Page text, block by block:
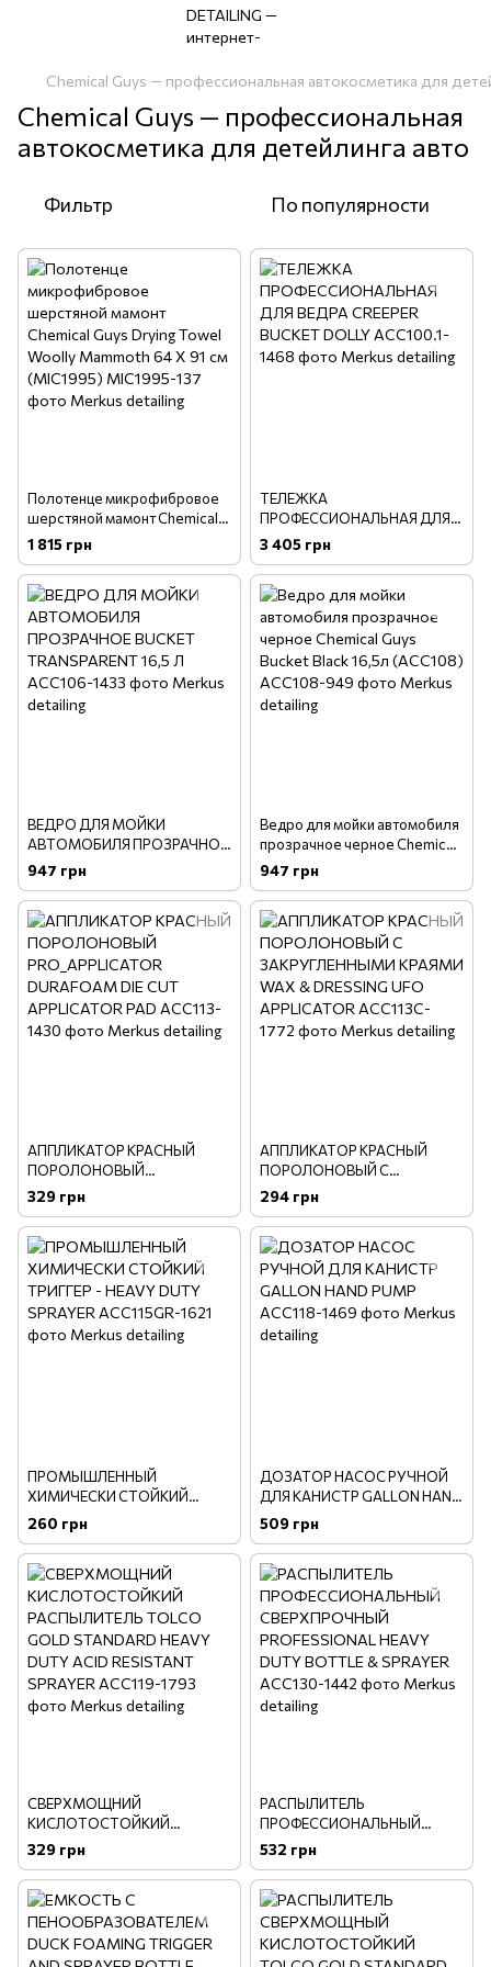
Chemical Guys — профессиональная автокосметика для
Chemical Guys — профессиональная
автокосметика для детейлинга авто
Фильтр По популярности
Полотенце микрофибровое
шерстяной мамонт Chemical
Guys Drying Towel Woolly
Mammoth 64 X 91 см
(MIC1995)
1 815 грн
ТЕЛЕЖКА
ПРОФЕССИОНАЛЬНАЯ ДЛЯ
ВЕДРА CREEPER BUCKET
3 405 грн
ВЕДРО ДЛЯ МОЙКИ
АВТОМОБИЛЯ ПРОЗРАЧНОЕ
BUCKET TRANSPARENT 16,5 Л
947 грн
Ведро для мойки автомобиля
прозрачное черное Chemical
Guys Bucket Black 16,5л
(ACC108)
947 грн
АППЛИКАТОР КРАСНЫЙ
ПОРОЛОНОВЫЙ
PRO_APPLICATOR
DURAFOAM DIE CUT
APPLICATOR PAD
329 грн
АППЛИКАТОР КРАСНЫЙ
ПОРОЛОНОВЫЙ C
ЗАКРУГЛЕННЫМИ КРАЯМИ
WAX & DRESSING UFO
APPLICATOR
294 грн
ПРОМЫШЛЕННЫЙ
ХИМИЧЕСКИ СТОЙКИЙ
ТРИГГЕР - HEAVY DUTY
SPRAYER
260 грн
ДОЗАТОР НАСОС РУЧНОЙ
ДЛЯ КАНИСТР GALLON HAND
PUMP
509 грн
СВЕРХМОЩНИЙ
КИСЛОТОСТОЙКИЙ
РАСПЫЛИТЕЛЬ TOLCO GOLD
STANDARD HEAVY DUTY ACID
RESISTANT SPRAYER
329 грн
РАСПЫЛИТЕЛЬ
ПРОФЕССИОНАЛЬНЫЙ
СВЕРХПРОЧНЫЙ
PROFESSIONAL HEAVY DUTY
BOTTLE & SPRAYER
532 грн